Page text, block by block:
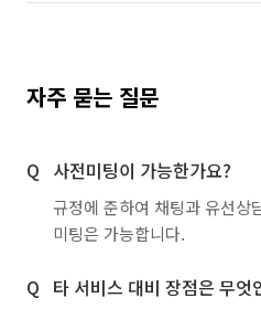
자주 묻는 질문
사전미팅이 가능한가요?
규정에 준하여 채팅과 유선상
미팅은 가능합니다.
타 서비스 대비 장점은 무엇